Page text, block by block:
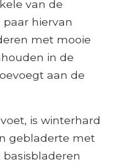
van de
paar hiervan
met mooie
in de
aan de
is winterhard
gebladerte met